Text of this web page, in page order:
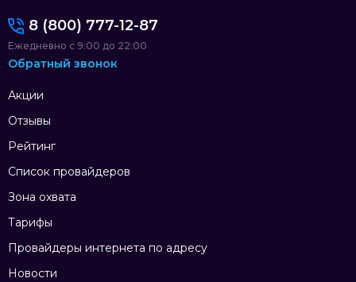
Акции
Отзывы
Рейтинг
Список провайдеров
Зона охвата
Тарифы
Провайдеры интернета по адресу
Новости
8 (800) 777-12-87
Ежедневно с 9:00 до 22:00
Обратный звонок